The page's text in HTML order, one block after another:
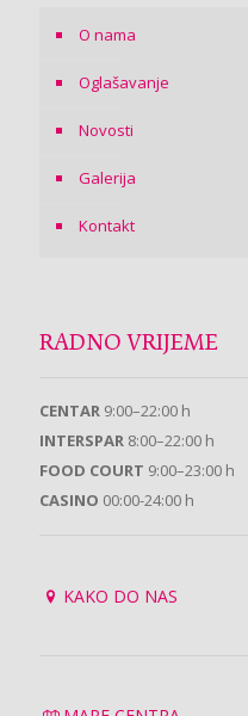
O nama
Oglašavanje
Novosti
Galerija
Kontakt
RADNO VRIJEME
CENTAR 9:00–22:00 h
INTERSPAR 8:00–22:00 h
FOOD COURT 9:00–23:00 h
CASINO 00:00-24:00 h
KAKO DO NAS